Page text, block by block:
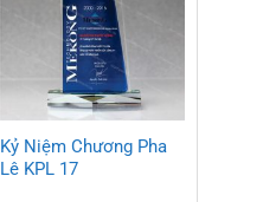
Kỷ Niệm Chương Pha
Lê KPL 17